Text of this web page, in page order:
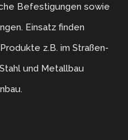
Befestigungen sowie
Einsatz finden
z.B. im Straßen-
und Metallbau